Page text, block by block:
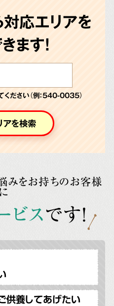
対応エリアを
ます!
ださい（例：540-0035）
アを検索
みをお持ちのお客様
に
ビスです!
供養してあげたい